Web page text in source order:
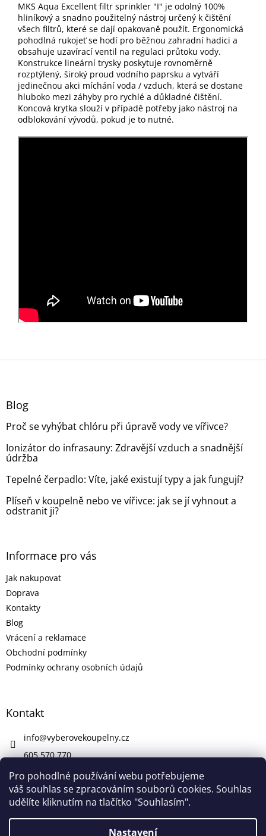
Pro pohodlné používání webu potřebujeme
váš souhlas se zpracováním souborů cookies. Souhlas
udělíte kliknutím na tlačítko "Souhlasím".
Nastavení
MKS Aqua Excellent filtr sprinkler "I" je odolný 100%
hliníkový a snadno použitelný nástroj určený k čištění
všech filtrů, které se dají opakovaně použít. Ergonomická
pohodlná rukojeť se hodí pro běžnou zahradní hadici a
obsahuje uzavírací ventil na regulaci průtoku vody.
Konstrukce lineární trysky poskytuje rovnoměrně
rozptýlený, široký proud vodního paprsku a vytváří
jedinečnou akci míchání voda / vzduch, která se dostane
hluboko mezi záhyby pro rychlé a důkladné čištění.
Koncová krytka slouží v případě potřeby jako nástroj na
odblokování vývodů, pokud je to nutné.
Z
Blog
Proč se vyhýbat chlóru při úpravě vody ve vířivce?
Ionizátor do infrasauny: Zdravější vzduch a snadnější
údržba
Tepelné čerpadlo: Víte, jaké existují typy a jak fungují?
Plíseň v koupelně nebo ve vířivce: jak se jí vyhnout a
odstranit ji?
Informace pro vás
Jak nakupovat
Doprava
Kontakty
Blog
Vrácení a reklamace
Obchodní podmínky
Podmínky ochrany osobních údajů
Kontakt
info@vyberovekoupelny.cz
605 570 770
https://www.facebook.com/vyberovekoupelny/